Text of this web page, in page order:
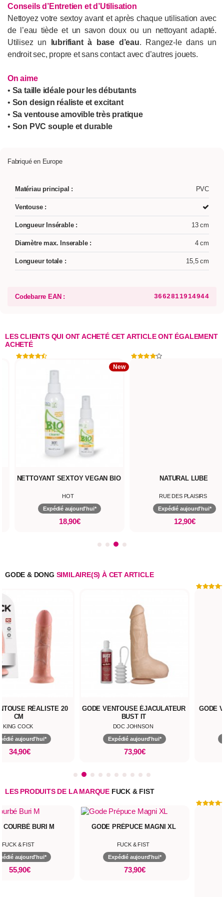
Conseils d’Entretien et d’Utilisation
Nettoyez votre sextoy avant et après chaque utilisation avec
de l’eau tiède et un savon doux ou un nettoyant adapté.
Utilisez un
lubrifiant à base d’eau. Rangez-le dans un
endroit sec, propre et sans contact avec d’autres jouets.
On aime
• Sa taille idéale pour les débutants
• Son design réaliste et excitant
• Sa ventouse amovible très pratique
• Son PVC souple et durable
Fabriqué en Europe
Matériau principal : PVC
Ventouse :
Longueur Insérable : 13 cm
Diamètre max. Inserable : 4 cm
Longueur totale : 15,5 cm
Codebarre EAN : 3662811914944
LES CLIENTS QUI ONT ACHETÉ CET ARTICLE ONT ÉGALEMENT
ACHETÉ
SEXTOY VEGAN BIO
Expédié aujourd'hui*
NATURAL LUBE
RUE DES PLAISIRS
Expédié aujourd'hui*
GODE & DONG SIMILAIRE(S) À CET ARTICLE
RÉALISTE 20
CM
KING COCK
aujourd'hui*
34,90€
GODE VENTOUSE ÉJACULATEUR
BUST IT
DOC JOHNSON
Expédié aujourd'hui*
73,90€
GODE
LES PRODUITS DE LA MARQUE FUCK & FIST
MAGNI XL
FUCK & FIST
aujourd'hui*
73,90€